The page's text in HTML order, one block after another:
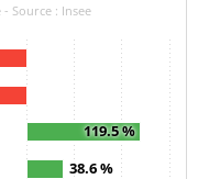
Source : Insee
119.5 %
38.6 %